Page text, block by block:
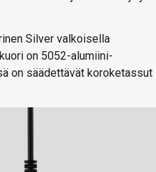
Silver valkoisella
on 5052-alumiini-
on säädettävät koroketassut